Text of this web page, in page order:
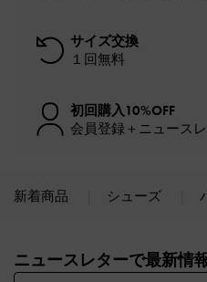
サイズ交換
１回無料
初回購入10%OFF
会員登録＋ニュース
新着商品 シューズ
ニュースレターで最新情